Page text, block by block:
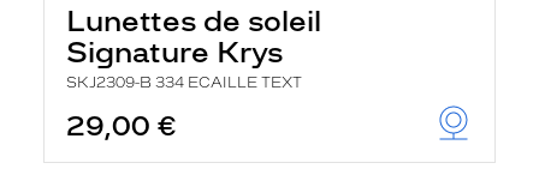
Lunettes de soleil
Signature Krys
SKJ2309-B 334 ECAILLE TEXT
29,00 €